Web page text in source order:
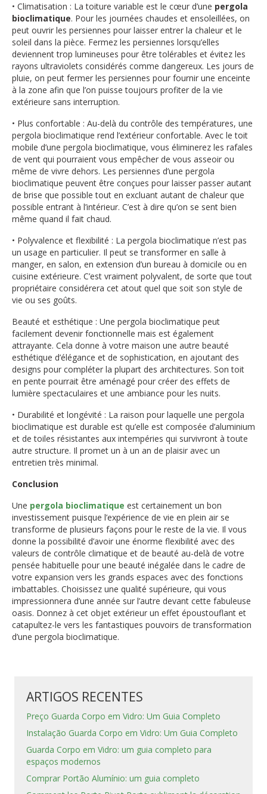
• Climatisation : La toiture variable est le cœur d’une pergola
bioclimatique. Pour les journées chaudes et ensoleillées, on
peut ouvrir les persiennes pour laisser entrer la chaleur et le
soleil dans la pièce. Fermez les persiennes lorsqu’elles
deviennent trop lumineuses pour être tolérables et évitez les
rayons ultraviolets considérés comme dangereux. Les jours de
pluie, on peut fermer les persiennes pour fournir une enceinte
à la zone afin que l’on puisse toujours profiter de la vie
extérieure sans interruption.
• Plus confortable : Au-delà du contrôle des températures, une
pergola bioclimatique rend l’extérieur confortable. Avec le toit
mobile d’une pergola bioclimatique, vous éliminerez les rafales
de vent qui pourraient vous empêcher de vous asseoir ou
même de vivre dehors. Les persiennes d’une pergola
bioclimatique peuvent être conçues pour laisser passer autant
de brise que possible tout en excluant autant de chaleur que
possible entrant à l’intérieur. C’est à dire qu’on se sent bien
même quand il fait chaud.
• Polyvalence et flexibilité : La pergola bioclimatique n’est pas
un usage en particulier. Il peut se transformer en salle à
manger, en salon, en extension d’un bureau à domicile ou en
cuisine extérieure. C’est vraiment polyvalent, de sorte que tout
propriétaire considérera cet atout quel que soit son style de
vie ou ses goûts.
Beauté et esthétique : Une pergola bioclimatique peut
facilement devenir fonctionnelle mais est également
attrayante. Cela donne à votre maison une autre beauté
esthétique d’élégance et de sophistication, en ajoutant des
designs pour compléter la plupart des architectures. Son toit
en pente pourrait être aménagé pour créer des effets de
lumière spectaculaires et une ambiance pour les nuits.
• Durabilité et longévité : La raison pour laquelle une pergola
bioclimatique est durable est qu’elle est composée d’aluminium
et de toiles résistantes aux intempéries qui survivront à toute
autre structure. Il promet un à un an de plaisir avec un
entretien très minimal.
Conclusion
Une pergola bioclimatique est certainement un bon
investissement puisque l’expérience de vie en plein air se
transforme de plusieurs façons pour le reste de la vie. Il vous
donne la possibilité d’avoir une énorme flexibilité avec des
valeurs de contrôle climatique et de beauté au-delà de votre
pensée habituelle pour une beauté inégalée dans le cadre de
votre expansion vers les grands espaces avec des fonctions
imbattables. Choisissez une qualité supérieure, qui vous
impressionnera d’une année sur l’autre devant cette fabuleuse
oasis. Donnez à cet objet extérieur un effet époustouflant et
catapultez-le vers les fantastiques pouvoirs de transformation
d’une pergola bioclimatique.
ARTIGOS RECENTES
Preço Guarda Corpo em Vidro: Um Guia Completo
Instalação Guarda Corpo em Vidro: Um Guia Completo
Guarda Corpo em Vidro: um guia completo para
espaços modernos
Comprar Portão Alumínio: um guia completo